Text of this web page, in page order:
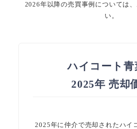
2026年以降の売買事例については
い。
ハイコート青
2025年 売却
2025年に仲介で売却されたハイ